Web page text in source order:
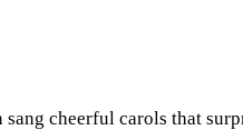
cheerful carols that